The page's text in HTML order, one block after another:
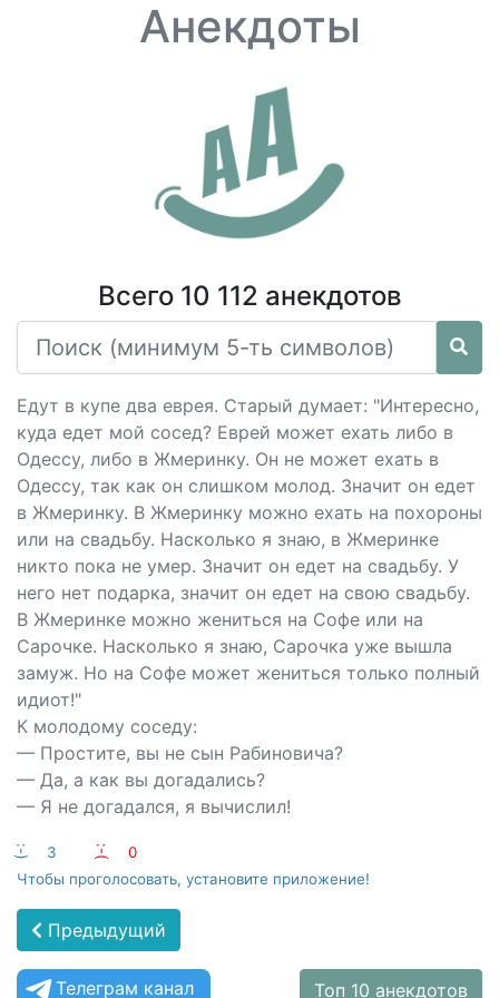
Анекдоты
Всего 10 112 анекдотов
Едут в купе два еврея. Старый думает: "Интересно,
куда едет мой сосед? Еврей может ехать либо в
Одессу, либо в Жмеринку. Он не может ехать в
Одессу, так как он слишком молод. Значит он едет
в Жмеринку. В Жмеринку можно ехать на похороны
или на свадьбу. Насколько я знаю, в Жмеринке
никто пока не умер. Значит он едет на свадьбу. У
него нет подарка, значит он едет на свою свадьбу.
В Жмеринке можно жениться на Софе или на
Сарочке. Насколько я знаю, Сарочка уже вышла
замуж. Но на Софе может жениться только полный
идиот!"
К молодому соседу:
— Простите, вы не сын Рабиновича?
— Да, а как вы догадались?
— Я не догадался, я вычислил!
:-) 3 :-(
0
Чтобы проголосовать, установите приложение!
Предыдущий
Телеграм канал Топ 10 анекдотов